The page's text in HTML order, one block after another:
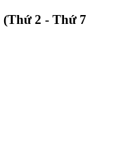
(Thứ 2 - Thứ 7